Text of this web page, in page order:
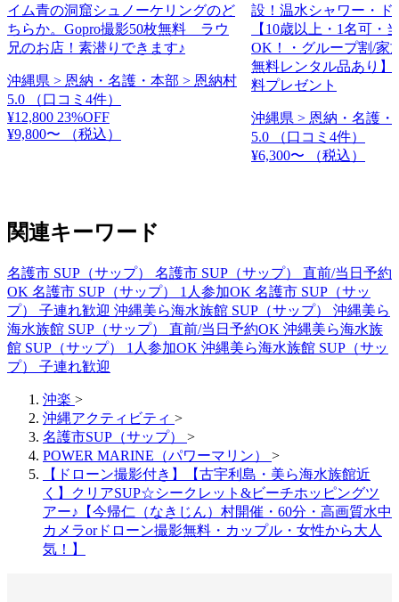
イム青の洞窟シュノーケリングのど
ちらか。Gopro撮影50枚無料 ラウ
兄のお店！素潜りできます♪
沖縄県 > 恩納・名護・本部 > 恩納村
5.0
（口コミ4件）
¥12,800 23%OFF
¥9,800〜
（税込）
設！温水シャワー・ド
【10歳以上・1名可・
OK！・グループ割/家
無料レンタル品あり】
料プレゼント
沖縄県 > 恩納・名護・
5.0
（口コミ4件）
¥6,300〜
（税込）
関連キーワード
名護市 SUP（サップ） 名護市 SUP（サップ） 直前/当日予約
OK 名護市 SUP（サップ） 1人参加OK 名護市 SUP（サッ
プ） 子連れ歓迎 沖縄美ら海水族館 SUP（サップ） 沖縄美ら
海水族館 SUP（サップ） 直前/当日予約OK 沖縄美ら海水族
館 SUP（サップ） 1人参加OK 沖縄美ら海水族館 SUP（サッ
プ） 子連れ歓迎
沖楽 >
沖縄アクティビティ >
名護市SUP（サップ） >
POWER MARINE（パワーマリン） >
【ドローン撮影付き】【古宇利島・美ら海水族館近
く】クリアSUP☆シークレット&ビーチホッピングツ
アー♪【今帰仁（なきじん）村開催・60分・高画質水中
カメラorドローン撮影無料・カップル・女性から大人
気！】